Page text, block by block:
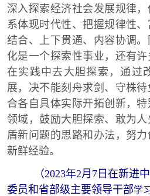
深入探索经济社会发展规律
系体现时代性、把握规律性
结合、上下贯通、内容协调
化是一个探索性事业，还有许
在实践中去大胆探索，通过
展，决不能刻舟求剑、守株
合各自具体实际开拓创新，
领域，鼓励大胆探索、敢为
盾新问题的思路和办法，努
新鲜经验。
（2023年2月7日在新进
委员和省部级主要领导干部学